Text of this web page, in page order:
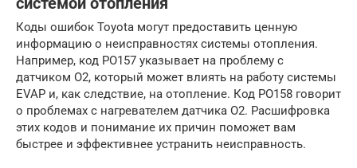
Коды ошибок Toyota могут предоставить ценную
информацию о неисправностях системы отопления.
Например, код PO157 указывает на проблему с
датчиком O2, который может влиять на работу системы
EVAP и, как следствие, на отопление. Код PO158 говорит
о проблемах с нагревателем датчика O2. Расшифровка
этих кодов и понимание их причин поможет вам
быстрее и эффективнее устранить неисправность.